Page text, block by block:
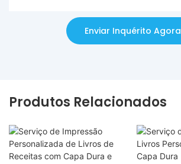
Enviar Inquérito Agora
Produtos Relacionados